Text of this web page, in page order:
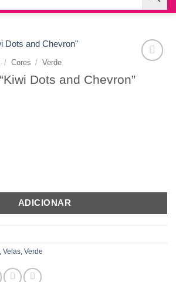
/ Cores / Verde
Dots and Chevron”
ADICIONAR
, Velas, Verde